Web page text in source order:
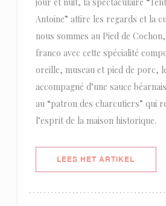
jour et nuit, la spectaculaire
Antoine” attire les regards et la
nous sommes au Pied de
franco avec cette spécialité
oreille, museau et pied de porc,
accompagné d’une sauce
au “patron des charcutiers” qui
l’esprit de la maison historique.
LEES HET ARTIKEL